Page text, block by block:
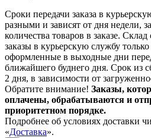
Сроки передачи заказа в
разными и зависят от дня недели,
количества товаров в заказе.
заказы в курьерскую службу
оформленные в выходные дни
ближайшего буднего дня. Срок из
2 дня, в зависимости от
Обратите внимание! Заказы,
оплачены, обрабатываются и
приоритетном порядке.
Подробнее об условиях доставки
«Доставка».